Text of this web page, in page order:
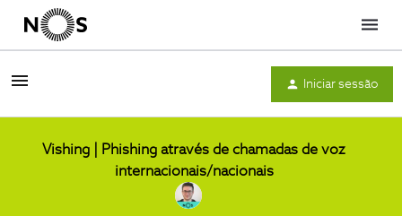
Menu
Iniciar sessão
Vishing | Phishing através de chamadas de voz
internacionais/nacionais